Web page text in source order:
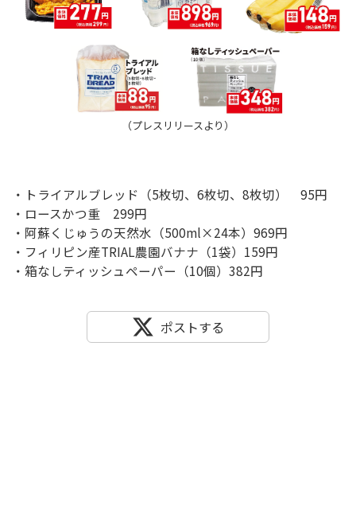
（プレスリリースより）
・トライアルブレッド（5枚切、6枚切、8枚切） 95円
・ロースかつ重 299円
・阿蘇くじゅうの天然水（500ml×24本）969円
・フィリピン産TRIAL農園バナナ（1袋）159円
・箱なしティッシュペーパー（10個）382円
ポストする